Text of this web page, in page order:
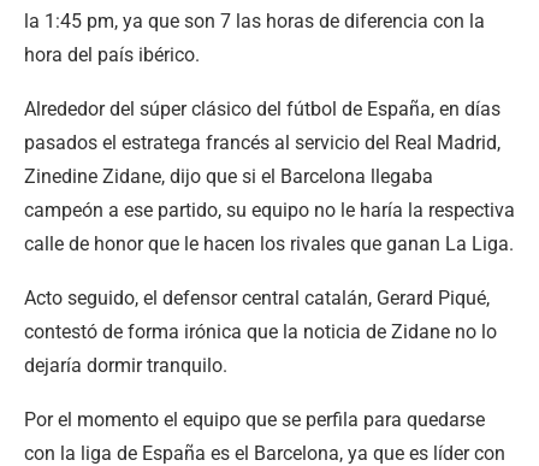
la 1:45 pm, ya que son 7 las horas de diferencia con la
hora del país ibérico.
Alrededor del súper clásico del fútbol de España, en días
pasados el estratega francés al servicio del Real Madrid,
Zinedine Zidane, dijo que si el Barcelona llegaba
campeón a ese partido, su equipo no le haría la respectiva
calle de honor que le hacen los rivales que ganan La Liga.
Acto seguido, el defensor central catalán, Gerard Piqué,
contestó de forma irónica que la noticia de Zidane no lo
dejaría dormir tranquilo.
Por el momento el equipo que se perfila para quedarse
con la liga de España es el Barcelona, ya que es líder con